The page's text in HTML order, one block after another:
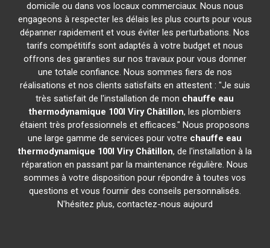
domicile ou dans vos locaux commerciaux. Nous nous
engageons à respecter les délais les plus courts pour vous
dépanner rapidement et vous éviter les perturbations. Nos
tarifs compétitifs sont adaptés à votre budget et nous
offrons des garanties sur nos travaux pour vous donner
une totale confiance. Nous sommes fiers de nos
réalisations et nos clients satisfaits en attestent : "Je suis
très satisfait de l'installation de mon chauffe eau
thermodynamique 100l Viry Châtillon, les plombiers
étaient très professionnels et efficaces." Nous proposons
une large gamme de services pour votre chauffe eau
thermodynamique 100l Viry Châtillon, de l'installation à la
réparation en passant par la maintenance régulière. Nous
sommes à votre disposition pour répondre à toutes vos
questions et vous fournir des conseils personnalisés.
N'hésitez plus, contactez-nous aujourd